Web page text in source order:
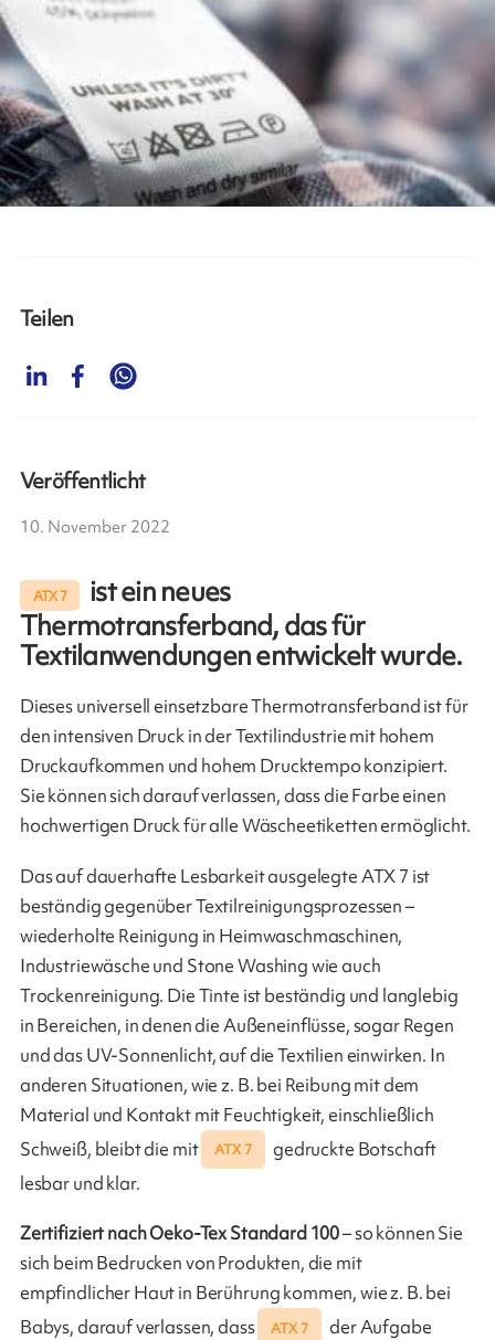
ATX 7
ist ein neues
Thermotransferband, das für
Textilanwendungen entwickelt wurde.
Dieses universell einsetzbare Thermotransferband ist für
den intensiven Druck in der Textilindustrie mit hohem
Druckaufkommen und hohem Drucktempo konzipiert.
Sie können sich darauf verlassen, dass die Farbe einen
hochwertigen Druck für alle Wäscheetiketten ermöglicht.
Das auf dauerhafte Lesbarkeit ausgelegte ATX 7 ist
beständig gegenüber Textilreinigungsprozessen –
wiederholte Reinigung in Heimwaschmaschinen,
Industriewäsche und Stone Washing wie auch
Trockenreinigung. Die Tinte ist beständig und langlebig
in Bereichen, in denen die Außeneinflüsse, sogar Regen
und das UV-Sonnenlicht, auf die Textilien einwirken. In
anderen Situationen, wie z. B. bei Reibung mit dem
Material und Kontakt mit Feuchtigkeit, einschließlich
Schweiß, bleibt die mit
ATX 7
gedruckte Botschaft
lesbar und klar.
Zertifiziert nach Oeko-Tex Standard 100– so können Sie
sich beim Bedrucken von Produkten, die mit
empfindlicher Haut in Berührung kommen, wie z. B. bei
Babys, darauf verlassen, dass
ATX 7
der Aufgabe
Teilen
Veröffentlicht
10. November 2022